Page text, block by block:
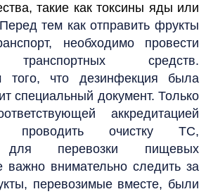
такие как токсины яды или
Перед тем как отправить фрукты
необходимо провести
транспортных средств.
того, что дезинфекция была
специальный документ. Только
аккредитацией
проводить очистку ТС,
для перевозки пищевых
важно внимательно следить за
перевозимые вместе, были